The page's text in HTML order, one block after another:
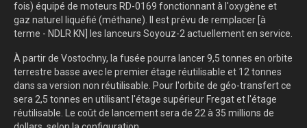
fois) équipé de moteurs RD-0169 fonctionnant à l'oxygène et
gaz naturel liquéfié (méthane). Il est prévu de remplacer [à
terme - NDLR KN] les lanceurs Soyouz-2 actuellement en service.
À partir de Vostochny, la fusée pourra lancer 9,5 tonnes en orbite
terrestre basse avec le premier étage réutilisable et 12 tonnes
dans sa version non réutilisable. Pour l'orbite de géo-transfert ce
sera 2,5 tonnes en utilisant l'étage supérieur Fregat et l'étage
réutilisable. Le coût de lancement sera de 22 à 35 millions de